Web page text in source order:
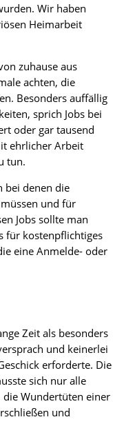
Wir haben
Heimarbeit
zuhause aus
achten, die
Besonders auffällig
sprich Jobs bei
oder gar tausend
ehrlicher Arbeit
tun.
bei denen die
und für
Jobs sollte man
für kostenpflichtiges
eine Anmelde- oder
Zeit als besonders
und keinerlei
erforderte. Die
sich nur alle
Wundertüten einer
und